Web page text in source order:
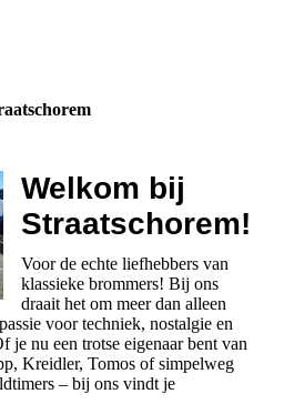
Welkom bij
Straatschorem!
Voor de echte liefhebbers van
klassieke brommers! Bij ons
draait het om meer dan alleen
voor techniek, nostalgie en
je nu een trotse eigenaar bent van
Kreidler, Tomos of simpelweg
– bij ons vindt je